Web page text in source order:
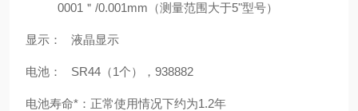
0001＂/0.001mm（测量范围大于5"型号）
显示： 液晶显示
电池： SR44（1个），938882
电池寿命*：正常使用情况下约为1.2年